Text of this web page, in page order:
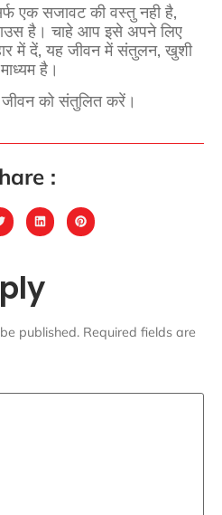
एक सजावट की वस्तु नही है,
है। चाहे आप इसे अपने लिए
में दें, यह जीवन में संतुलन, खुशी
है।
को संतुलित करें।
:
published. Required fields are